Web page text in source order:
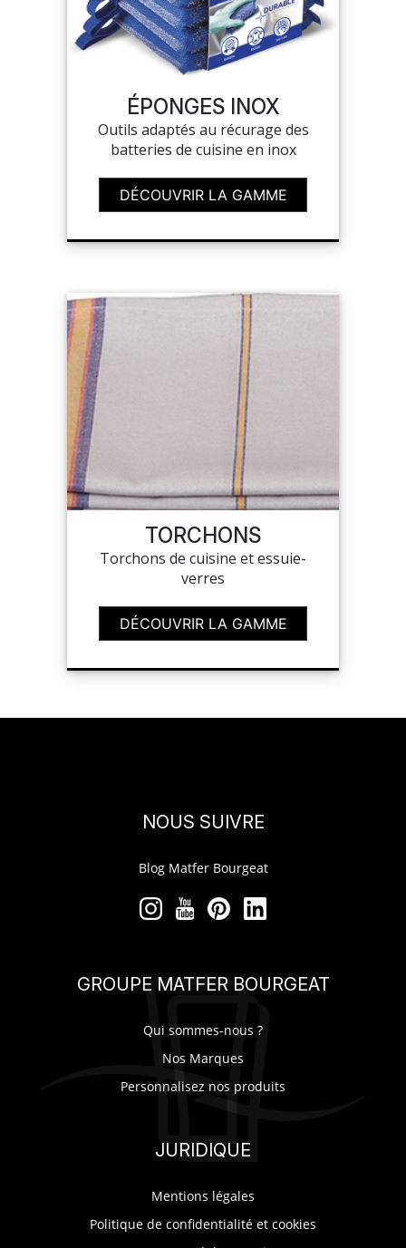
MES
SUR-MESURE
ÉPONGES INOX
Outils adaptés au récurage des
batteries de cuisine en inox
DÉCOUVRIR LA GAMME
TORCHONS
Torchons de cuisine et essuie-
verres
DÉCOUVRIR LA GAMME
NOUS SUIVRE
Blog Matfer Bourgeat
GROUPE MATFER BOURGEAT
Qui sommes-nous ?
Nos Marques
Personnalisez nos produits
JURIDIQUE
Mentions légales
Politique de confidentialité et cookies